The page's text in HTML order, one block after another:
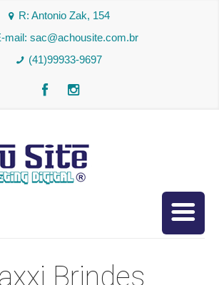
R: Antonio Zak, 154
mail: sac@achousite.com.br
(41)99933-9697
Brindes